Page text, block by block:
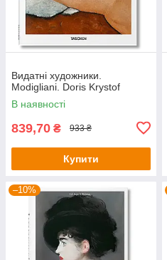
Видатні художники.
Modigliani. Doris Krystof
В наявності
839,70 ₴ 933 ₴
Купити
–10%